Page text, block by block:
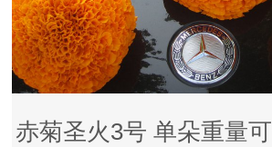
赤菊圣火3号 单朵重量